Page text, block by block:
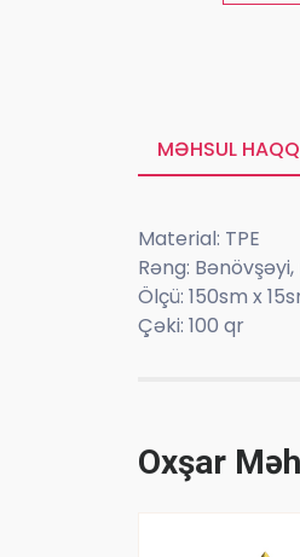
MƏHSUL
Material: TPE
Rəng:
Ölçü: 150sm x
Çəki: 100 qr
Oxşar